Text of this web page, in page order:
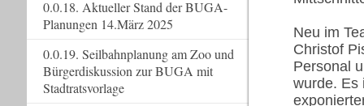
Neu im
Christof
Personal
wurde. Es
0.0.18. Aktueller Stand der BUGA-
Planungen 14.März 2025
0.0.19. Seilbahnplanung am Zoo und
Bürgerdiskussion zur BUGA mit
Stadtratsvorlage